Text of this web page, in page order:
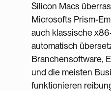
Silicon Macs
Microsofts Prism-
auch klassische
automatisch
Branchensoftware,
und die meisten
funktionieren